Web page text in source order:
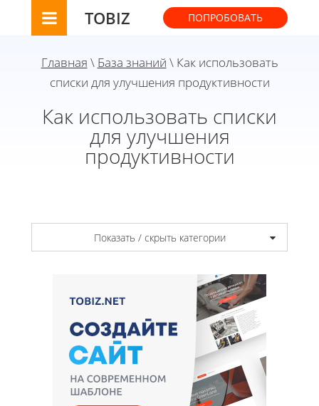
TOBIZ ПОПРОБОВАТЬ
Главная \ База знаний \ Как использовать
списки для улучшения продуктивности
Как использовать списки
для улучшения
продуктивности
Показать / скрыть категории